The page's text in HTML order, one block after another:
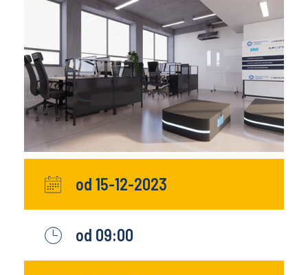
od 15-12-2023
od 09:00